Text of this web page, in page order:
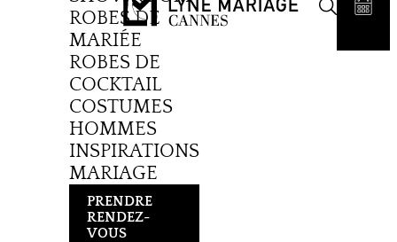
ROBES DE
MARIÉE
ROBES DE
COCKTAIL
COSTUMES
HOMMES
INSPIRATIONS
MARIAGE
PRENDRE
RENDEZ-
VOUS